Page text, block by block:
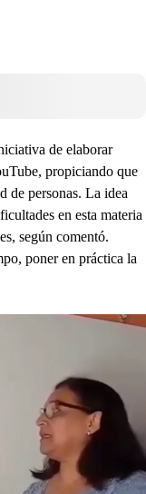
de elaborar
propiciando que
de personas. La idea
en esta materia
según comentó.
poner en práctica la